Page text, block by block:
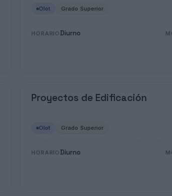
Olot Grado Superior
HORARIO Diurno
Proyectos de Edificación
Olot Grado Superior
HORARIO Diurno